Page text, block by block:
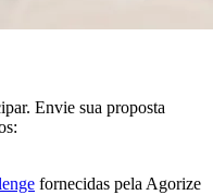
Envie sua proposta
fornecidas pela Agorize